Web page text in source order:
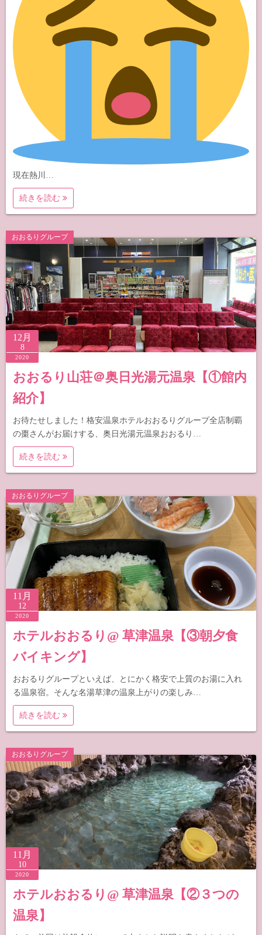
現在熱川…
続きを読む
おおるりグループ
12月
8
2020
おおるり山荘＠奥日光湯元温泉【①館内
紹介】
お待たせしました！格安温泉ホテルおおるりグループ全店制覇
の棗さんがお届けする、奥日光湯元温泉おおるり…
続きを読む
おおるりグループ
11月
12
2020
ホテルおおるり@ 草津温泉【③朝夕食
バイキング】
おおるりグループといえば、とにかく格安で上質のお湯に入れ
る温泉宿。そんな名湯草津の温泉上がりの楽しみ…
続きを読む
おおるりグループ
11月
10
2020
ホテルおおるり@ 草津温泉【②３つの
温泉】